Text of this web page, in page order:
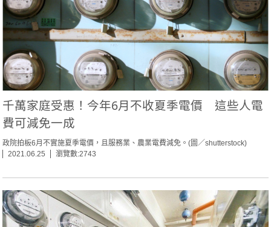
千萬家庭受惠！今年6月不收夏季電價 這些人電
費可減免一成
政院拍板6月不實施夏季電價，且服務業、農業電費減免。(圖／shutterstock)
2021.06.25
瀏覽數:2743